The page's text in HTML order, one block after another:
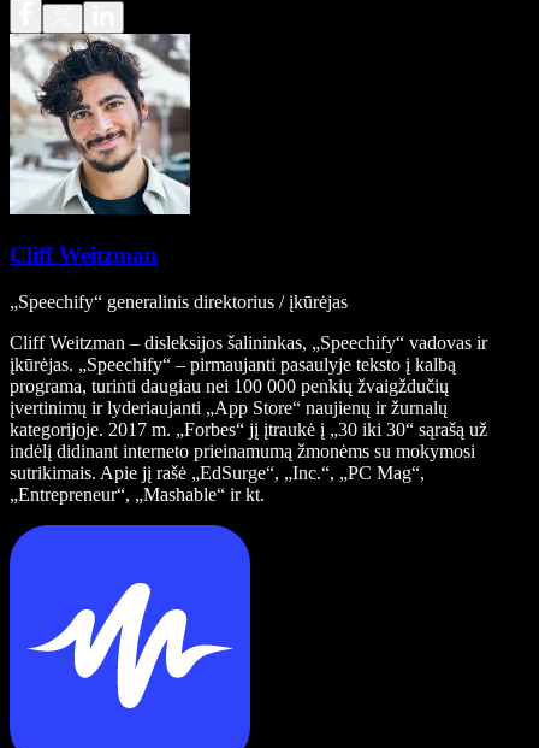
Cliff Weitzman
„Speechify“ generalinis direktorius / įkūrėjas
Cliff Weitzman – disleksijos šalininkas, „Speechify“ vadovas ir
įkūrėjas. „Speechify“ – pirmaujanti pasaulyje teksto į kalbą
programa, turinti daugiau nei 100 000 penkių žvaigždučių
įvertinimų ir lyderiaujanti „App Store“ naujienų ir žurnalų
kategorijoje. 2017 m. „Forbes“ jį įtraukė į „30 iki 30“ sąrašą už
indėlį didinant interneto prieinamumą žmonėms su mokymosi
sutrikimais. Apie jį rašė „EdSurge“, „Inc.“, „PC Mag“,
„Entrepreneur“, „Mashable“ ir kt.